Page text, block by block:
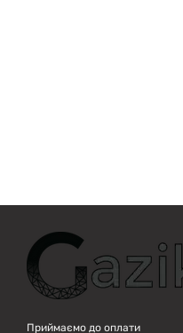
Приймаємо до оплати
Привіт! 👋 Я